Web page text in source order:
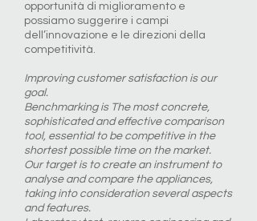
opportunità di miglioramento e
possiamo suggerire i campi
dell’innovazione e le direzioni della
competitività.
Improving customer satisfaction is our
goal.
Benchmarking is The most concrete,
sophisticated and effective comparison
tool, essential to be competitive in the
shortest possible time on the market.
Our target is to create an instrument to
analyse and compare the appliances,
taking into consideration several aspects
and features.